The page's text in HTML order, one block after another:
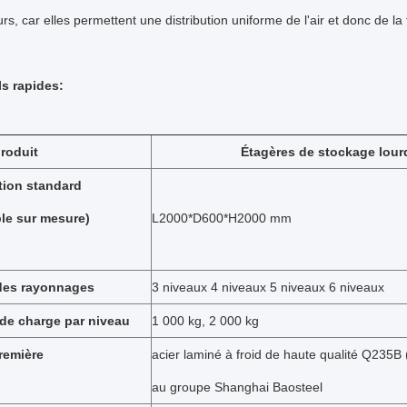
car elles permettent une distribution uniforme de l'air et donc de la
rapides:
Étagères de stockage
standard
sur mesure) L2000*D600*H2000 mm
rayonnages 3 niveaux 4 niveaux 5 niveaux 6 niveaux
charge par niveau 1 000 kg, 2 000 kg
acier laminé à froid de haute qualité Q235B
au groupe Shanghai Baosteel